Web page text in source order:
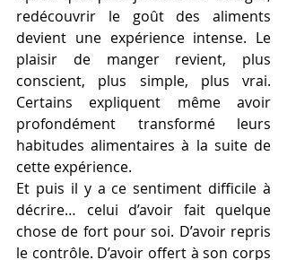
redécouvrir le goût des aliments
devient une expérience intense. Le
plaisir de manger revient, plus
conscient, plus simple, plus vrai.
Certains expliquent même avoir
profondément transformé leurs
habitudes alimentaires à la suite de
cette expérience.
Et puis il y a ce sentiment difficile à
décrire… celui d’avoir fait quelque
chose de fort pour soi. D’avoir repris
le contrôle. D’avoir offert à son corps